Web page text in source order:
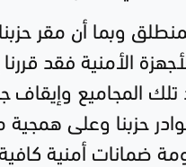
وبما أن مقر
الأمنية فقد
المجاميع وإيقاف
حزبنا وعلى همجية
ضمانات أمنية